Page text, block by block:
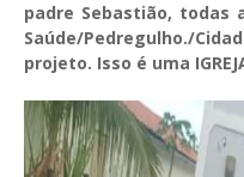
padre Sebastião, todas
Saúde/Pedregulho./
projeto. Isso é uma